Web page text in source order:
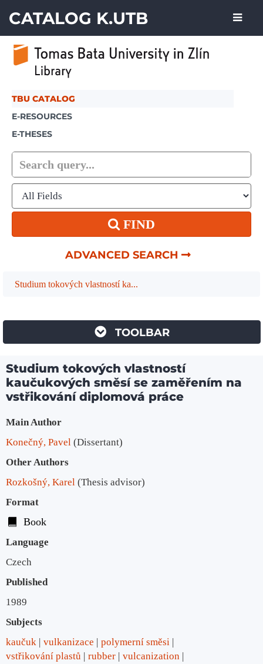
CATALOG K.UTB
TBU CATALOG
E-RESOURCES
E-THESES
FIND
ADVANCED SEARCH
Studium tokových vlastností ka...
TOOLBAR
Studium tokových vlastností
kaučukových směsí se zaměřením na
vstřikování diplomová práce
Bibliographic Details
Main Author
Konečný, Pavel (Dissertant)
Other Authors
Rozkošný, Karel (Thesis advisor)
Format
Book
Language
Czech
Published
1989
Subjects
kaučuk
vulkanizace
polymerní směsi
vstřikování plastů
rubber
vulcanization